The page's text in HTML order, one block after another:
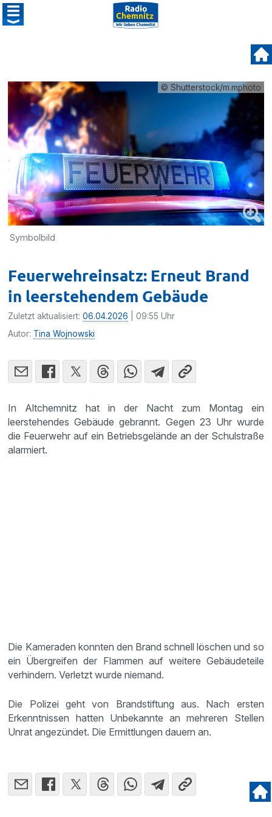
© Shutterstock/m.mphoto
Symbolbild
Feuerwehreinsatz: Erneut Brand
in leerstehendem Gebäude
Zuletzt aktualisiert:06.04.2026 | 09:55 Uhr
Autor: Tina Wojnowski
In Altchemnitz hat in der Nacht zum Montag ein
leerstehendes Gebäude gebrannt. Gegen 23 Uhr wurde
die Feuerwehr auf ein Betriebsgelände an der Schulstraße
alarmiert.
Die Kameraden konnten den Brand schnell löschen und so
ein Übergreifen der Flammen auf weitere Gebäudeteile
verhindern. Verletzt wurde niemand.
Die Polizei geht von Brandstiftung aus. Nach ersten
Erkenntnissen hatten Unbekannte an mehreren Stellen
Unrat angezündet. Die Ermittlungen dauern an.